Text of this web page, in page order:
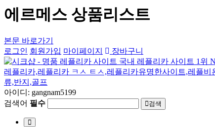
에르메스 상품리스트
본문 바로가기
로그인 회원가입 마이페이지 장바구니
아이디: gangnam5199
검색어 필수 검색